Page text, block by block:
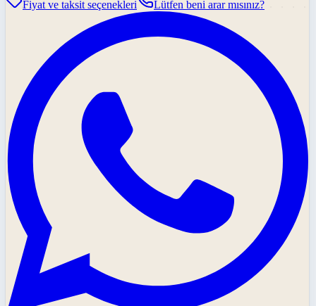
Fiyat ve taksit seçenekleri
Lütfen beni arar mısınız?